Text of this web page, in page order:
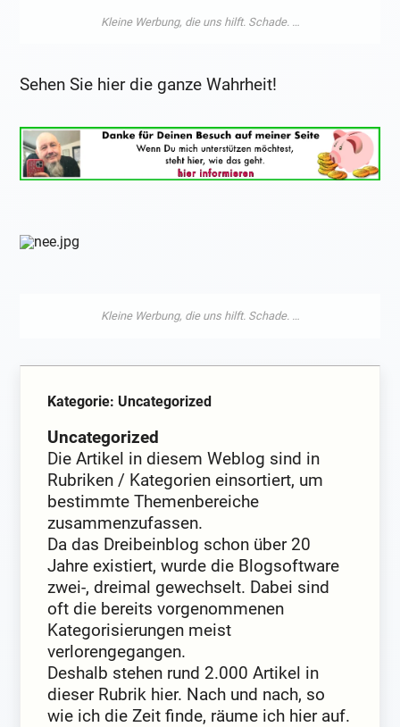
Sehen Sie hier die ganze Wahrheit!
Kategorie: Uncategorized
Uncategorized
Die Artikel in diesem Weblog sind in
Rubriken / Kategorien einsortiert, um
bestimmte Themenbereiche
zusammenzufassen.
Da das Dreibeinblog schon über 20
Jahre existiert, wurde die Blogsoftware
zwei-, dreimal gewechselt. Dabei sind
oft die bereits vorgenommenen
Kategorisierungen meist
verlorengegangen.
Deshalb stehen rund 2.000 Artikel in
dieser Rubrik hier. Nach und nach, so
wie ich die Zeit finde, räume ich hier auf.